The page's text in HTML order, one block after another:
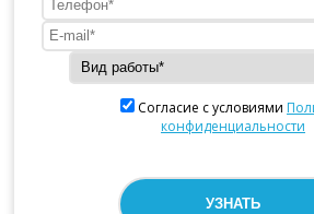
Согласие с условиями
конфиденциальности